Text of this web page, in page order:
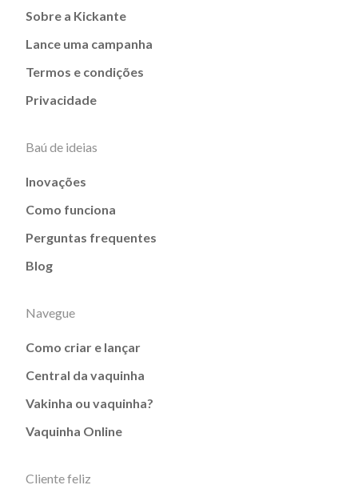
Sobre a Kickante
Lance uma campanha
Termos e condições
Privacidade
Baú de ideias
Inovações
Como funciona
Perguntas frequentes
Blog
Navegue
Como criar e lançar
Central da vaquinha
Vakinha ou vaquinha?
Vaquinha Online
Cliente feliz